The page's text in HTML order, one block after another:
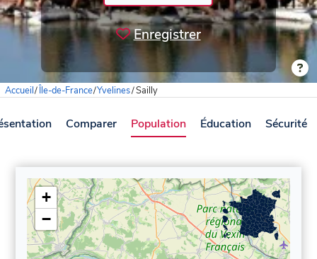
Enregistrer
Accueil/Île-de-France/Yvelines/Sailly
Comparer Population Éducation Sécurité
+
−